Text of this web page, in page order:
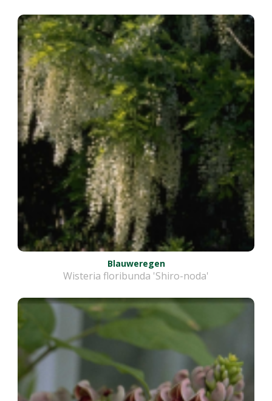
Blauweregen
Wisteria floribunda 'Shiro-noda'